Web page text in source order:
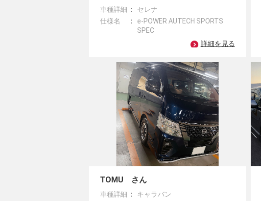
車種詳細
セレナ
仕様名
e-POWER AUTECH SPORTS
SPEC
詳細を見る
TOMU さん
車種詳細
キャラバン